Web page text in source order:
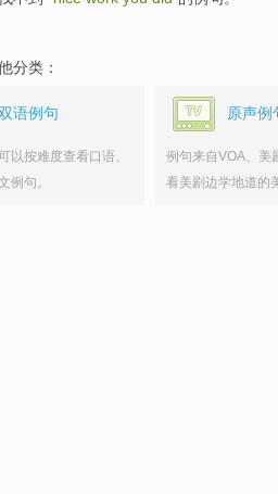
分类：
语例句
以按难度查看口语、
例句。
原声例
例句来自VOA、美
看美剧边学地道的